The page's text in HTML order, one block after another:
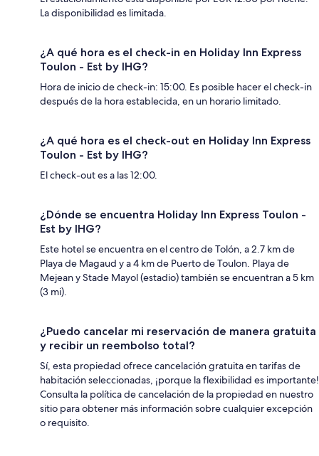
La disponibilidad es limitada.
¿A qué hora es el check-in en Holiday Inn Express
Toulon - Est by IHG?
Hora de inicio de check-in: 15:00. Es posible hacer el check-in
después de la hora establecida, en un horario limitado.
¿A qué hora es el check-out en Holiday Inn Express
Toulon - Est by IHG?
El check-out es a las 12:00.
¿Dónde se encuentra Holiday Inn Express Toulon -
Est by IHG?
Este hotel se encuentra en el centro de Tolón, a 2.7 km de
Playa de Magaud y a 4 km de Puerto de Toulon. Playa de
Mejean y Stade Mayol (estadio) también se encuentran a 5 km
(3 mi).
¿Puedo cancelar mi reservación de manera gratuita
y recibir un reembolso total?
Sí, esta propiedad ofrece cancelación gratuita en tarifas de
habitación seleccionadas, ¡porque la flexibilidad es importante!
Consulta la política de cancelación de la propiedad en nuestro
sitio para obtener más información sobre cualquier excepción
o requisito.